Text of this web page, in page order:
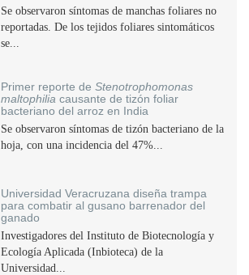
Se observaron síntomas de manchas foliares no
reportadas. De los tejidos foliares sintomáticos
se...
Primer reporte de Stenotrophomonas
maltophilia causante de tizón foliar
bacteriano del arroz en India
Se observaron síntomas de tizón bacteriano de la
hoja, con una incidencia del 47%...
Universidad Veracruzana diseña trampa
para combatir al gusano barrenador del
ganado
Investigadores del Instituto de Biotecnología y
Ecología Aplicada (Inbioteca) de la
Universidad...